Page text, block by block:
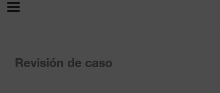
Revisión de caso